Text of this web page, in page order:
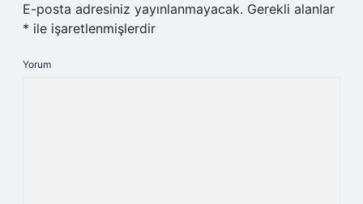
E-posta adresiniz yayınlanmayacak. Gerekli alanlar
* ile işaretlenmişlerdir
Yorum